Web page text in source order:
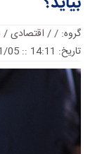
گروه: /
/ اقتصادی/
تاریخ: 14:11 :: 2018/11/05